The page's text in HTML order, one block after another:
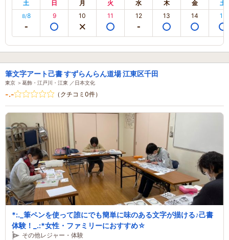
土 日 月 火 水 木 金 土
8/8 9 10 11 12 13 14 15
筆文字アート己書 すずらんらん道場 江東区千田
東京 ＞葛飾・江戸川・江東 ／日本文化
-.- （クチコミ0件）
*:._筆ペンを使って誰にでも簡単に味のある文字が描ける♪己書
体験！_.:*女性・ファミリーにおすすめ☆
その他レジャー・体験